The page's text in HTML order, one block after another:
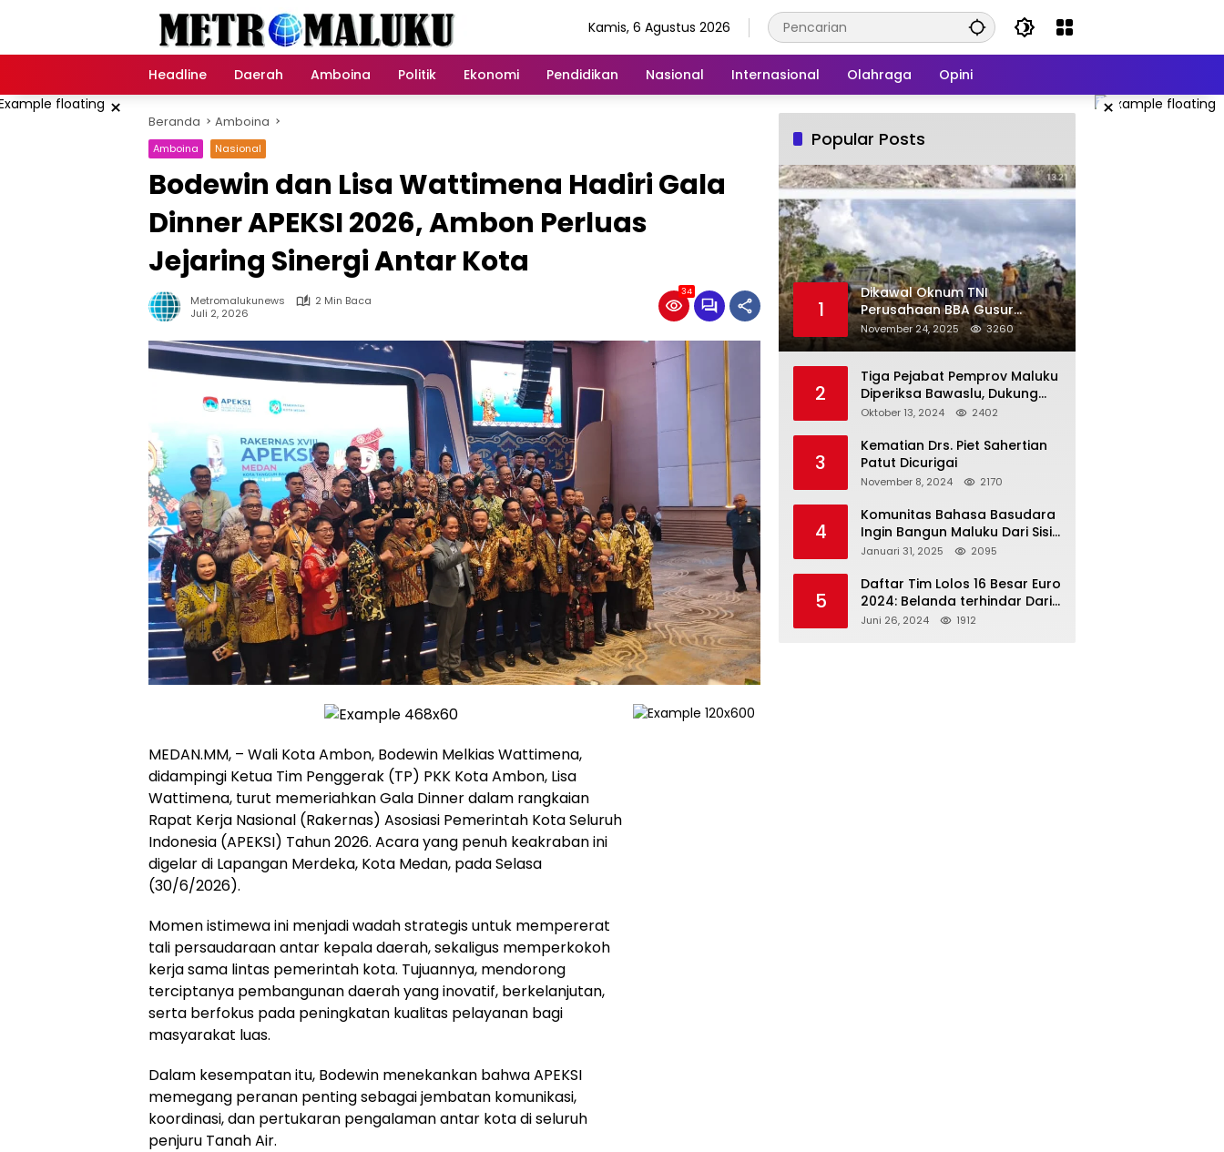
Kamis, 6 Agustus 2026
Headline Daerah Amboina Politik Ekonomi Pendidikan Nasional Internasional Olahraga Opini
× ×
Beranda Amboina
Amboina Nasional
Bodewin dan Lisa Wattimena Hadiri Gala
Dinner APEKSI 2026, Ambon Perluas
Jejaring Sinergi Antar Kota
Metromalukunews
2 Min Baca
Juli 2, 2026
34
MEDAN.MM, – Wali Kota Ambon, Bodewin Melkias Wattimena,
didampingi Ketua Tim Penggerak (TP) PKK Kota Ambon, Lisa
Wattimena, turut memeriahkan Gala Dinnerdalam rangkaian
Rapat Kerja Nasional (Rakernas) Asosiasi Pemerintah Kota Seluruh
Indonesia (APEKSI) Tahun 2026. Acara yang penuh keakraban ini
digelar di Lapangan Merdeka, Kota Medan, pada Selasa
(30/6/2026).
Momen istimewa ini menjadi wadah strategis untuk mempererat
tali persaudaraan antar kepala daerah, sekaligus memperkokoh
kerja sama lintas pemerintah kota. Tujuannya, mendorong
terciptanya pembangunan daerah yang inovatif, berkelanjutan,
serta berfokus pada peningkatan kualitas pelayanan bagi
masyarakat luas.
Dalam kesempatan itu, Bodewin menekankan bahwa APEKSI
memegang peranan penting sebagai jembatan komunikasi,
koordinasi, dan pertukaran pengalaman antar kota di seluruh
penjuru Tanah Air.
Popular Posts
1
Dikawal Oknum TNI
Perusahaan BBA Gusur
Secara Brutal Tanah Dan
Tanaman Warga, Akademisi
Tertibkan Anggotanya
November 24, 2025 3260
2
Tiga Pejabat Pemprov Maluku
Diperiksa Bawaslu, Dukung
Paslon 2M
Oktober 13, 2024 2402
3
Kematian Drs. Piet Sahertian
Patut Dicurigai
November 8, 2024 2170
4
Komunitas Bahasa Basudara
Ingin Bangun Maluku Dari Sisi
Bahasa
Januari 31, 2025 2095
5
Daftar Tim Lolos 16 Besar Euro
2024: Belanda terhindar Dari
Spanyol dan Ingriss, Prancis
Juni 26, 2024 1912